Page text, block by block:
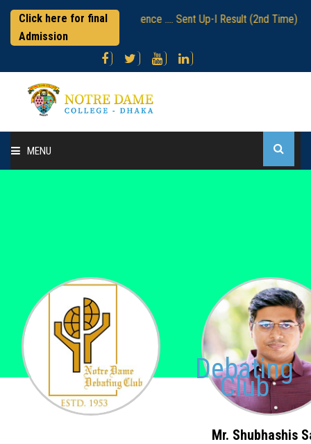
Click here for final
Admission
কলেজ নিয়োগ বিজ্ঞপ্তি Science .... Sent Up-I Result (2nd Time) 2026
MENU
Academic
Admission
Clubs
Gallery
Debating
Club
Mr. Shubhashis